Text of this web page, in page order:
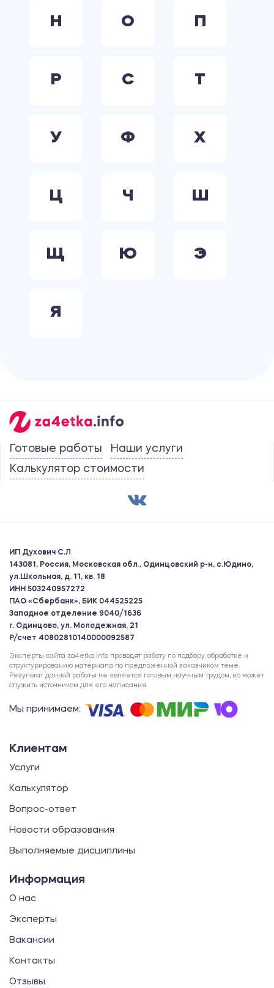
Н О П
Р С Т
У Ф Х
Ц Ч Ш
Щ Ю Э
Я
Готовые работы
Наши услуги
Калькулятор стоимости
ИП Духович С.Л
143081, Россия, Московская обл., Одинцовский р-н, с.Юдино,
ул.Школьная, д. 11, кв. 18
ИНН 503240957272
ПАО «Сбербанк», БИК 044525225
Западное отделение 9040/1636
г. Одинцово, ул. Молодежная, 21
Р/счет 40802810140000092587
Эксперты сайта za4etka.info проводят работу по подбору, обработке и
структурированию материала по предложенной заказчиком теме.
Результат данной работы не является готовым научным трудом, но может
служить источником для его написания.
Мы принимаем:
Клиентам
Услуги
Калькулятор
Вопрос-ответ
Новости образования
Выполняемые дисциплины
Информация
О нас
Эксперты
Вакансии
Контакты
Отзывы